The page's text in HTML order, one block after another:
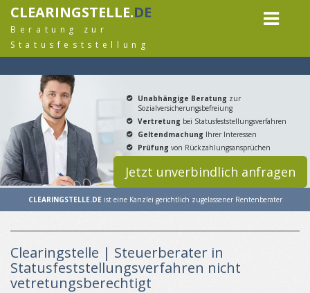
CLEARINGSTELLE.DE
Beratung zur
Statusfeststellung
Unabhängige Beratung zur
Sozialversicherungsbefreiung
Vertretung bei Statusfeststellungsverfahren
Geltendmachung Ihrer Interessen
Prüfung von Rückzahlungsansprüchen
Jetzt unverbindlich anfragen
CLEARINGSTELLE.DE ist eine Kanzlei gerichtlich zugelassener Rentenberater
Clearingstelle | Steuerberater in
Statusfeststellungsverfahren nicht
vetretungsberechtigt